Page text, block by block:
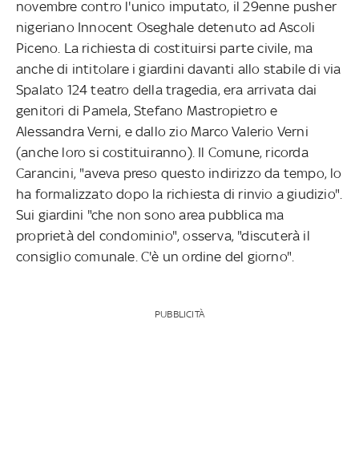
novembre contro l'unico imputato, il 29enne pusher
nigeriano Innocent Oseghale detenuto ad Ascoli
Piceno. La richiesta di costituirsi parte civile, ma
anche di intitolare i giardini davanti allo stabile di via
Spalato 124 teatro della tragedia, era arrivata dai
genitori di Pamela, Stefano Mastropietro e
Alessandra Verni, e dallo zio Marco Valerio Verni
(anche loro si costituiranno). Il Comune, ricorda
Carancini, "aveva preso questo indirizzo da tempo, lo
ha formalizzato dopo la richiesta di rinvio a giudizio".
Sui giardini "che non sono area pubblica ma
proprietà del condominio", osserva, "discuterà il
consiglio comunale. C'è un ordine del giorno".
PUBBLICITÀ